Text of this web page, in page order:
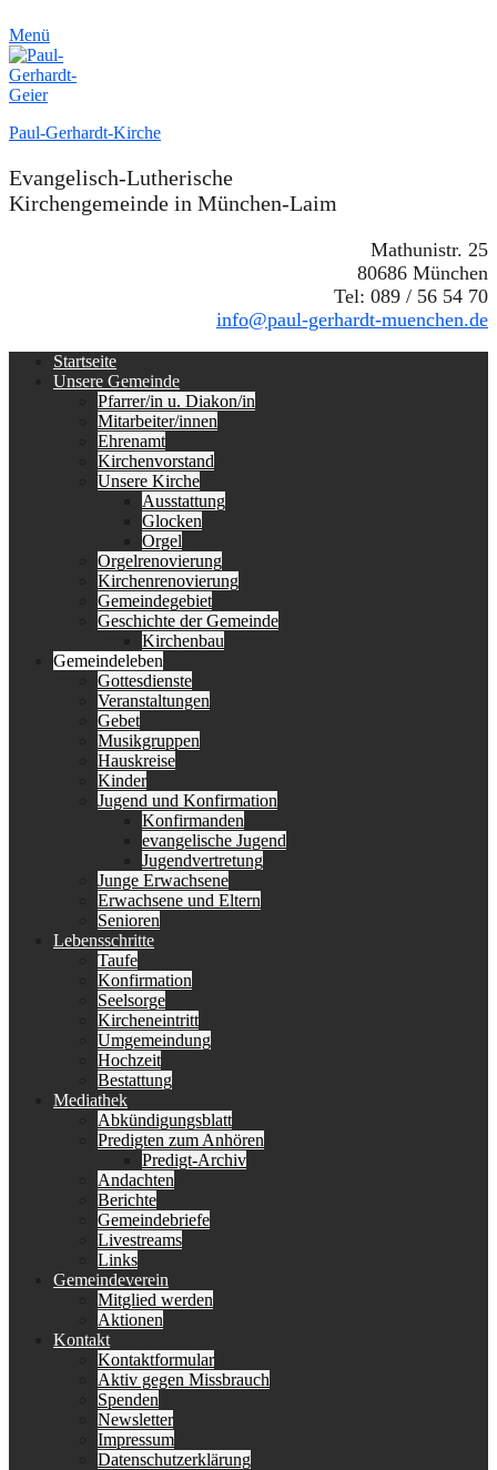
Menü
Paul-Gerhardt-Kirche
Evangelisch-Lutherische
Kirchengemeinde in München-Laim
Mathunistr. 25
80686 München
Tel: 089 / 56 54 70
info@paul-gerhardt-muenchen.de
Erstes
Menü
Startseite
Unsere Gemeinde
Pfarrer/in u. Diakon/in
Mitarbeiter/innen
Ehrenamt
Kirchenvorstand
Unsere Kirche
Ausstattung
Glocken
Orgel
Orgelrenovierung
Kirchenrenovierung
Gemeindegebiet
Geschichte der Gemeinde
Kirchenbau
Gemeindeleben
Gottesdienste
Veranstaltungen
Gebet
Musikgruppen
Hauskreise
Kinder
Jugend und Konfirmation
Konfirmanden
evangelische Jugend
Jugendvertretung
Junge Erwachsene
Erwachsene und Eltern
Senioren
Lebensschritte
Taufe
Konfirmation
Seelsorge
Kircheneintritt
Umgemeindung
Hochzeit
Bestattung
Mediathek
Abkündigungsblatt
Predigten zum Anhören
Predigt-Archiv
Andachten
Berichte
Gemeindebriefe
Livestreams
Links
Gemeindeverein
Mitglied werden
Aktionen
Kontakt
Kontaktformular
Aktiv gegen Missbrauch
Spenden
Newsletter
Impressum
Datenschutzerklärung